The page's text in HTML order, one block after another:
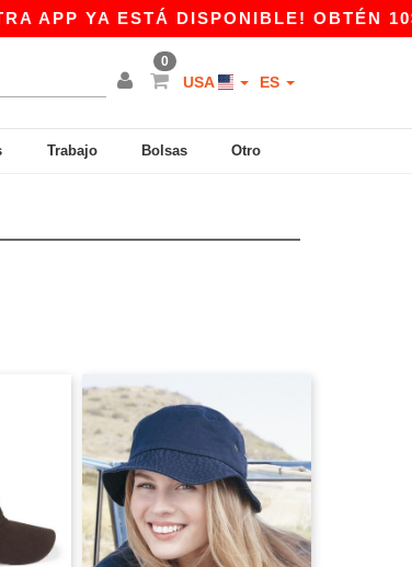
ESTÁ DISPONIBLE! OBTÉN 10$ DE
0
USA ES
Trabajo Bolsas Otro